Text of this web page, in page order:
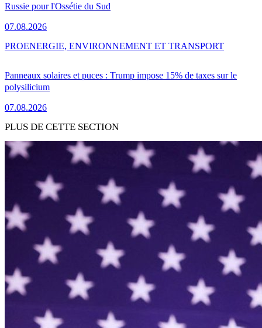
Russie pour l'Ossétie du Sud
07.08.2026
Panneaux solaires et puces : Trump impose 15% de taxes sur le
polysilicium
07.08.2026
PROENERGIE, ENVIRONNEMENT ET TRANSPORT
PLUS DE CETTE SECTION